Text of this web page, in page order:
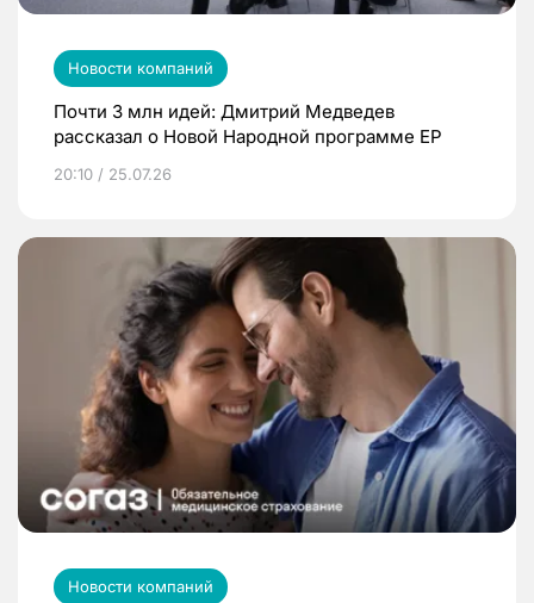
Новости компаний
Почти 3 млн идей: Дмитрий Медведев
рассказал о Новой Народной программе ЕР
20:10 / 25.07.26
Новости компаний